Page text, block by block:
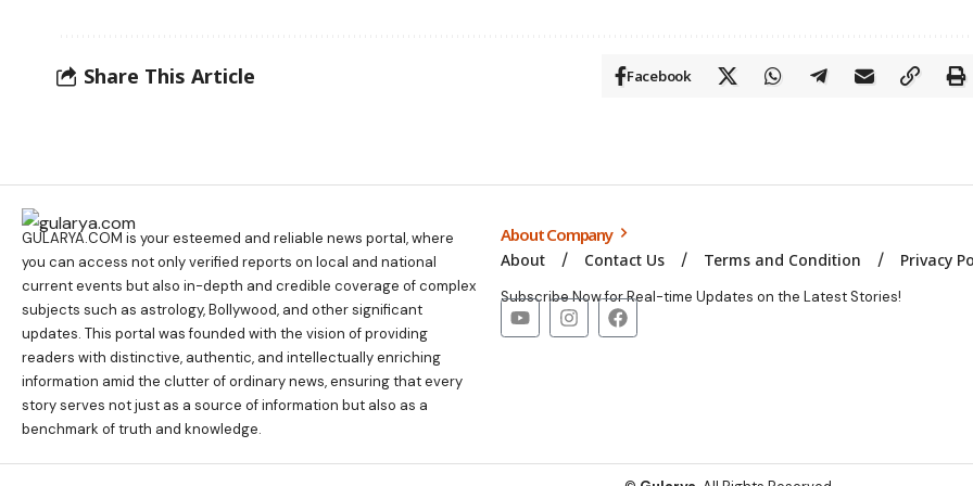
Share This Article Facebook
GULARYA.COM is your esteemed and reliable news portal, where
you can access not only verified reports on local and national
current events but also in-depth and credible coverage of complex
subjects such as astrology, Bollywood, and other significant
updates. This portal was founded with the vision of providing
readers with distinctive, authentic, and intellectually enriching
information amid the clutter of ordinary news, ensuring that every
story serves not just as a source of information but also as a
benchmark of truth and knowledge.
About Company
About Contact Us Terms and Condition Privacy
Subscribe Now for Real-time Updates on the Latest Stories!